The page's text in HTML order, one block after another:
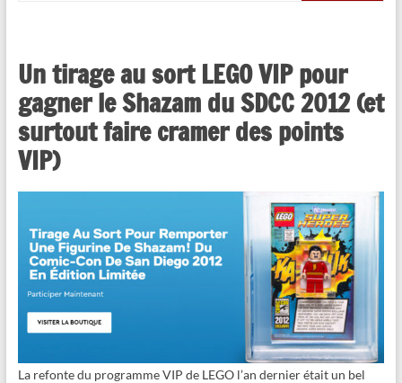
Un tirage au sort LEGO VIP pour
gagner le Shazam du SDCC 2012 (et
surtout faire cramer des points
VIP)
La refonte du programme VIP de LEGO l’an dernier était un bel